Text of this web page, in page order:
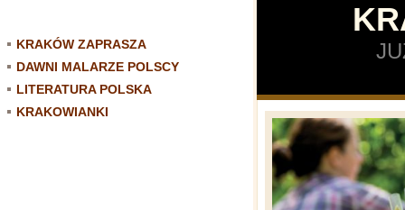
KRAKÓW ZAPRASZA
DAWNI MALARZE POLSCY
LITERATURA POLSKA
KRAKOWIANKI